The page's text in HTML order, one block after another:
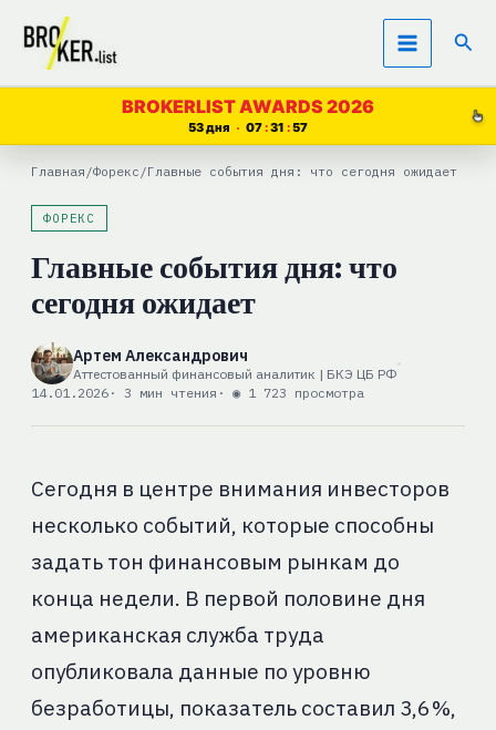
Перейти
содержимому
BROKERLIST AWARDS 2026
53 дня 07 31 56
Главная /Форекс /Главные события дня: что сегодня ожидает
ФОРЕКС
Главные события дня: что
сегодня ожидает
Артем Александрович
Аттестованный финансовый аналитик | БКЭ ЦБ РФ
14.01.2026· 3 мин чтения · ◉ 1 723 просмотра
Сегодня в центре внимания инвесторов
несколько событий, которые способны
задать тон финансовым рынкам до
конца недели. В первой половине дня
американская служба труда
опубликовала данные по уровню
безработицы, показатель составил 3,6 %,